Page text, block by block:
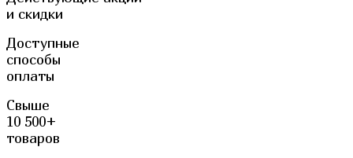
и скидки
Доступные
способы
оплаты
Свыше
10 500+
товаров